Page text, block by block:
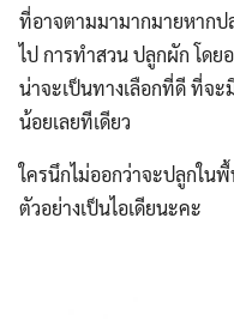
ที่อาจตามมามากมายหากป
ไป การทำสวน ปลูกผัก โด
น่าจะเป็นทางเลือกที่ดี ที่จ
น้อยเลยทีเดียว
ใครนึกไม่ออกว่าจะปลูกใน
ตัวอย่างเป็นไอเดียนะคะ